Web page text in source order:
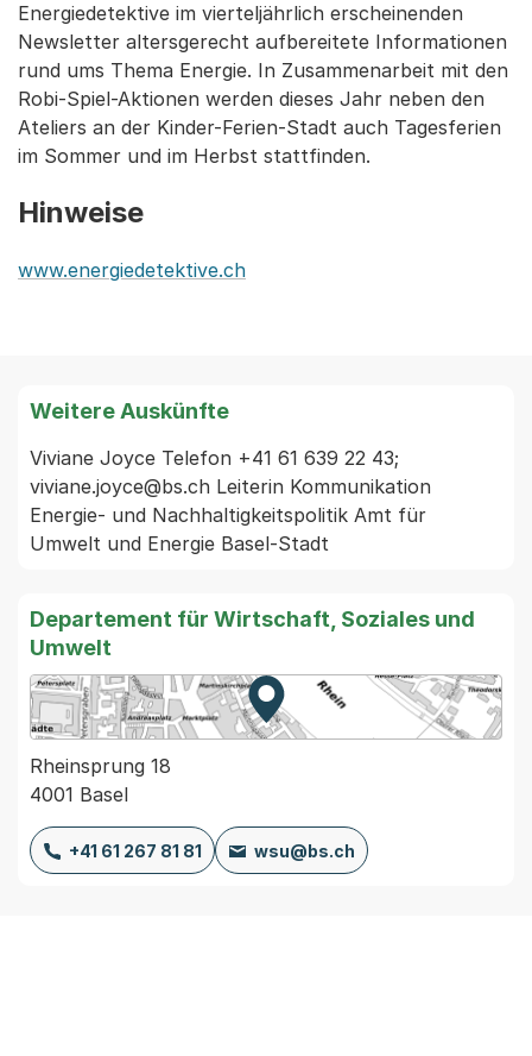
Energiedetektive im vierteljährlich erscheinenden
Newsletter altersgerecht aufbereitete Informationen
rund ums Thema Energie. In Zusammenarbeit mit den
Robi-Spiel-Aktionen werden dieses Jahr neben den
Ateliers an der Kinder-Ferien-Stadt auch Tagesferien
im Sommer und im Herbst stattfinden.
Hinweise
www.energiedetektive.ch
Weitere Auskünfte
Viviane Joyce Telefon +41 61 639 22 43;
viviane.joyce@bs.ch Leiterin Kommunikation
Energie- und Nachhaltigkeitspolitik Amt für
Umwelt und Energie Basel-Stadt
Departement für Wirtschaft, Soziales und
Umwelt
Zur Karte von MapBS.
Externer Link, wird in einem
Rheinsprung 18
4001 Basel
+41 61 267 81 81 wsu@bs.ch